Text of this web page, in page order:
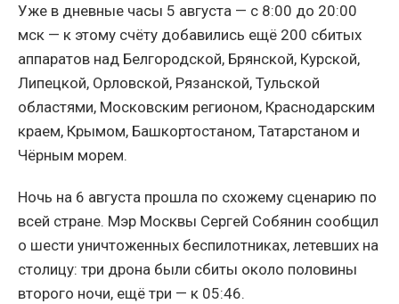
Уже в дневные часы 5 августа — с 8:00 до 20:00
мск — к этому счёту добавились ещё 200 сбитых
аппаратов над Белгородской, Брянской, Курской,
Липецкой, Орловской, Рязанской, Тульской
областями, Московским регионом, Краснодарским
краем, Крымом, Башкортостаном, Татарстаном и
Чёрным морем.
Ночь на 6 августа прошла по схожему сценарию по
всей стране. Мэр Москвы Сергей Собянин сообщил
о шести уничтоженных беспилотниках, летевших на
столицу: три дрона были сбиты около половины
второго ночи, ещё три — к 05:46.